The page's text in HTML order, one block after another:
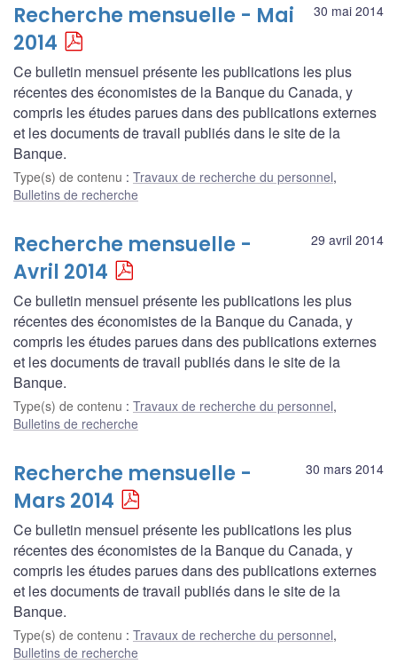
30 mai 2014
Recherche mensuelle - Mai
2014
Ce bulletin mensuel présente les publications les plus
récentes des économistes de la Banque du Canada, y
compris les études parues dans des publications externes
et les documents de travail publiés dans le site de la
Banque.
Type(s) de contenu : Travaux de recherche du personnel,
Bulletins de recherche
29 avril 2014
Recherche mensuelle -
Avril 2014
Ce bulletin mensuel présente les publications les plus
récentes des économistes de la Banque du Canada, y
compris les études parues dans des publications externes
et les documents de travail publiés dans le site de la
Banque.
Type(s) de contenu : Travaux de recherche du personnel,
Bulletins de recherche
30 mars 2014
Recherche mensuelle -
Mars 2014
Ce bulletin mensuel présente les publications les plus
récentes des économistes de la Banque du Canada, y
compris les études parues dans des publications externes
et les documents de travail publiés dans le site de la
Banque.
Type(s) de contenu : Travaux de recherche du personnel,
Bulletins de recherche